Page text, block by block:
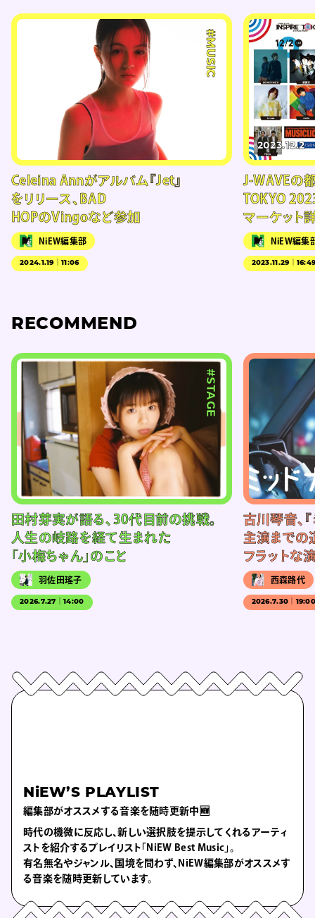
#MUSIC
Celeina Annがアルバム『Jet』
をリリース、BAD
HOPのVingoなど参加
NiEW編集部
2024.1.19｜11:06
2023.12.2
J-WAVEの
TOKYO
マーケット
NiEW編集
2023.11.29｜
RECOMMEND
#STAGE
田村芽実が語る、30代目前の挑戦。
人生の岐路を経て生まれた
「小梅ちゃん」のこと
羽佐田瑤子
2026.7.27｜14:00
古川琴音、
主演までの
フラットな
西森路代
2026.7.30｜
NiEW’S PLAYLIST
編集部がオススメする音楽を随時更新中🆕
時代の機微に反応し、新しい選択肢を提示してくれるアーティ
ストを紹介するプレイリスト「NiEW Best Music」。
有名無名やジャンル、国境を問わず、NiEW編集部がオススメす
る音楽を随時更新しています。